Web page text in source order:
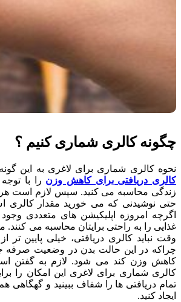
چگونه کالری شماری کنیم ؟
نحوه کالری شماری برای لاغری به این
کالری دریافتی برای کاهش وزن را با
زندگی محاسبه می کنید. سپس لازم است
حتی نوشیدنی که می خورید مقدار کالری
اگرچه امروزه اپلیکیشن های متعددی وجود
غذایی را به راحتی برایتان محاسبه می کنند.
وقت نباید کالری دریافتی، خیلی پایین تر
چراکه در این حالت بدن در وضعیت صرفه
کاهش وزن کند می شود. لازم به گفتن
کالری شماری برای لاغری این امکان را
تمام دریافتی ها را شفاف ببینید و گهگاهی
ایجاد کنید.